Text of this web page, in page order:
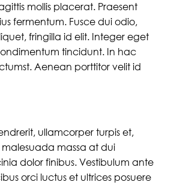
mollis placerat. Praesent
fermentum. Fusce dui odio,
fringilla id elit. Integer eget
tincidunt. In hac
Aenean porttitor velit id
ullamcorper turpis et,
massa at dui
dolor finibus. Vestibulum ante
orci luctus et ultrices posuere